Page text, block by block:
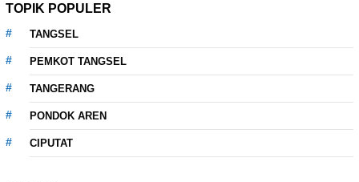
TOPIK POPULER
TANGSEL
PEMKOT TANGSEL
TANGERANG
PONDOK AREN
CIPUTAT